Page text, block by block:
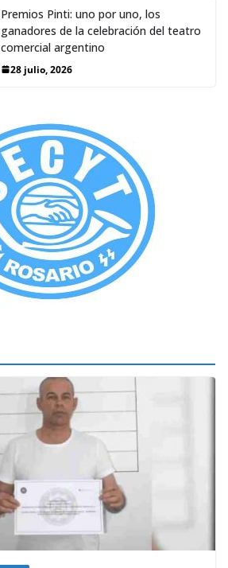
Premios Pinti: uno por uno, los
ganadores de la celebración del teatro
comercial argentino
28 julio, 2026